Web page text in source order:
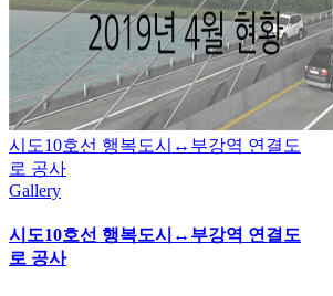
시도10호선 행복도시↔부강역 연결도
로 공사
Gallery
시도10호선 행복도시↔부강역 연결도
로 공사